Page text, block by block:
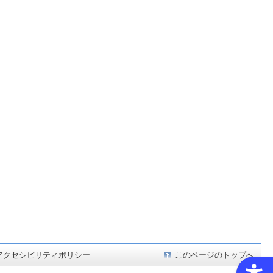
クセシビリティポリシー このページのトップへ